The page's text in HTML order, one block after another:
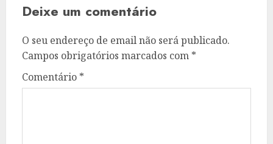
Deixe um comentário
O seu endereço de email não será publicado.
Campos obrigatórios marcados com *
Comentário *